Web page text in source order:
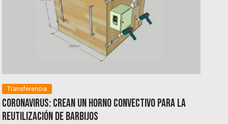
Transferencia
Coronavirus: crean un horno convectivo para la
reutilización de barbijos